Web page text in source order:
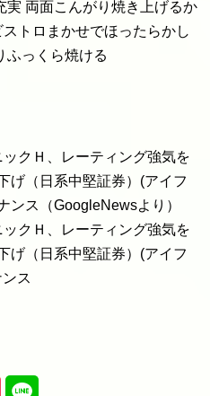
実 両面こんがり焼き上げるか
トロまかせでほったらかし
ふっくら焼ける
ックＨ、レーティング強気を
げ（日系中堅証券）(アイフ
ンス（GoogleNewsより）
ックＨ、レーティング強気を
げ（日系中堅証券）(アイフ
ス